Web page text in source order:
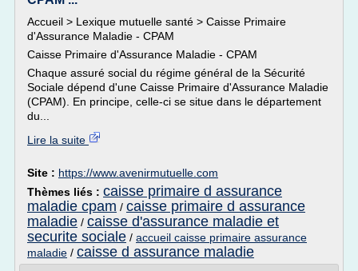
Accueil > Lexique mutuelle santé > Caisse Primaire
d'Assurance Maladie - CPAM
Caisse Primaire d'Assurance Maladie - CPAM
Chaque assuré social du régime général de la Sécurité
Sociale dépend d'une Caisse Primaire d'Assurance Maladie
(CPAM). En principe, celle-ci se situe dans le département
du...
Lire la suite
Site : https://www.avenirmutuelle.com
Thèmes liés : caisse primaire d assurance
maladie cpam / caisse primaire d assurance
maladie / caisse d'assurance maladie et
securite sociale / accueil caisse primaire assurance
maladie / caisse d assurance maladie